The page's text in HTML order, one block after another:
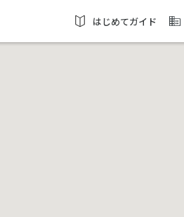
はじめてガイド